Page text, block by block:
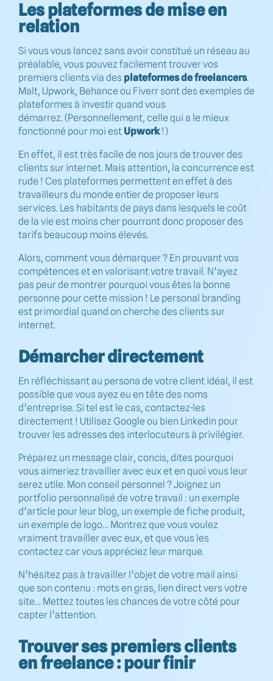
Les plateformes de mise en
relation
Si vous vous lancez sans avoir constitué un réseau au
préalable, vous pouvez facilement trouver vos
premiers clients via des plateformes de freelancers.
Malt, Upwork, Behance ou Fiverr sont des exemples de
plateformes à investir quand vous
démarrez. (Personnellement, celle qui a le mieux
fonctionné pour moi est Upwork!)
En effet, il est très facile de nos jours de trouver des
clients sur internet. Mais attention, la concurrence est
rude ! Ces plateformes permettent en effet à des
travailleurs du monde entier de proposer leurs
services. Les habitants de pays dans lesquels le coût
de la vie est moins cher pourront donc proposer des
tarifs beaucoup moins élevés.
Alors, comment vous démarquer ? En prouvant vos
compétences et en valorisant votre travail. N’ayez
pas peur de montrer pourquoi vous êtes la bonne
personne pour cette mission ! Le personal branding
est primordial quand on cherche des clients sur
internet.
Démarcher directement
En réfléchissant au persona de votre client idéal, il est
possible que vous ayez eu en tête des noms
d’entreprise. Si tel est le cas, contactez-les
directement ! Utilisez Google ou bien Linkedin pour
trouver les adresses des interlocuteurs à privilégier.
Préparez un message clair, concis, dites pourquoi
vous aimeriez travailler avec eux et en quoi vous leur
serez utile. Mon conseil personnel ? Joignez un
portfolio personnalisé de votre travail : un exemple
d’article pour leur blog, un exemple de fiche produit,
un exemple de logo… Montrez que vous voulez
vraiment travailler avec eux, et que vous les
contactez car vous appréciez leur marque.
N’hésitez pas à travailler l’objet de votre mail ainsi
que son contenu : mots en gras, lien direct vers votre
site… Mettez toutes les chances de votre côté pour
capter l’attention.
Trouver ses premiers clients
en freelance : pour finir